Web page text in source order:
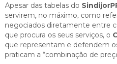
Apesar das tabelas do
servirem, no máximo, como
negociados diretamente entre
que procura os seus serviços, o
que representam e defendem
praticam a “combinação de